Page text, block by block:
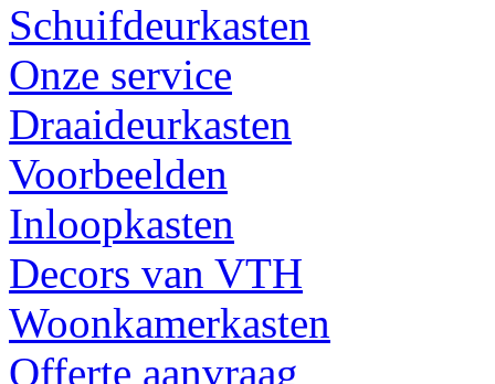
Schuifdeurkasten
Onze service
Draaideurkasten
Voorbeelden
Inloopkasten
Decors van VTH
Woonkamerkasten
Offerte aanvraag